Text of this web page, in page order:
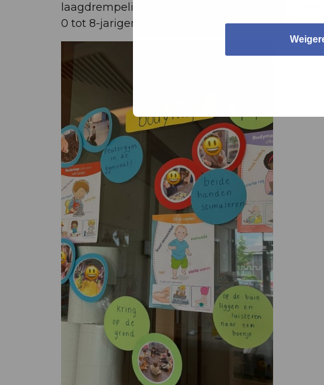
laagdrempelig bewegen, gekoppeld aan de
0 tot 8-jarigen én hun directe leefomgeving.”